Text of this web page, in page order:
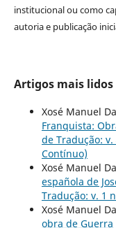
institucional ou como
autoria e publicação
Artigos mais
Xosé Manuel
Franquista:
de Tradução:
Contínuo)
Xosé Manuel
española de
Tradução: v. 1
Xosé Manuel
obra de Guerra